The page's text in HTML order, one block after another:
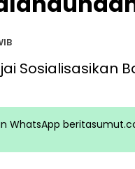
WhatsApp